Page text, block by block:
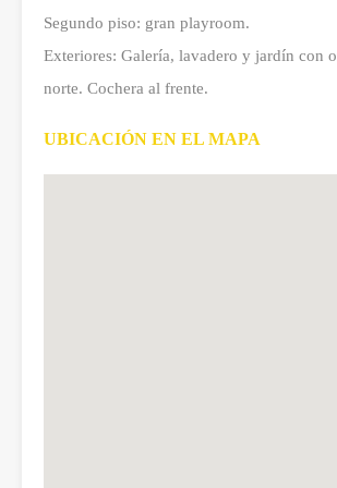
Segundo piso: gran playroom.
Exteriores: Galería, lavadero y jardín con
norte. Cochera al frente.
UBICACIÓN EN EL MAPA